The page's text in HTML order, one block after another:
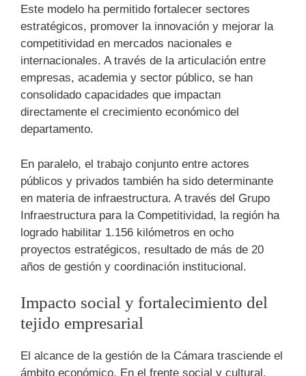
Este modelo ha permitido fortalecer sectores
estratégicos, promover la innovación y mejorar la
competitividad en mercados nacionales e
internacionales. A través de la articulación entre
empresas, academia y sector público, se han
consolidado capacidades que impactan
directamente el crecimiento económico del
departamento.
En paralelo, el trabajo conjunto entre actores
públicos y privados también ha sido determinante
en materia de infraestructura. A través del Grupo
Infraestructura para la Competitividad, la región ha
logrado habilitar 1.156 kilómetros en ocho
proyectos estratégicos, resultado de más de 20
años de gestión y coordinación institucional.
Impacto social y fortalecimiento del
tejido empresarial
El alcance de la gestión de la Cámara trasciende el
ámbito económico. En el frente social y cultural,